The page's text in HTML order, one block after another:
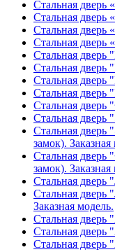
Стальная дверь
Стальная дверь
Стальная дверь
Стальная дверь
Стальная дверь
Стальная дверь
Стальная дверь
Стальная дверь
Стальная дверь
Стальная дверь
Стальная дверь
замок). Заказная
Стальная дверь
замок). Заказная
Стальная дверь
Стальная дверь
Заказная модель.
Стальная дверь
Стальная дверь
Стальная дверь